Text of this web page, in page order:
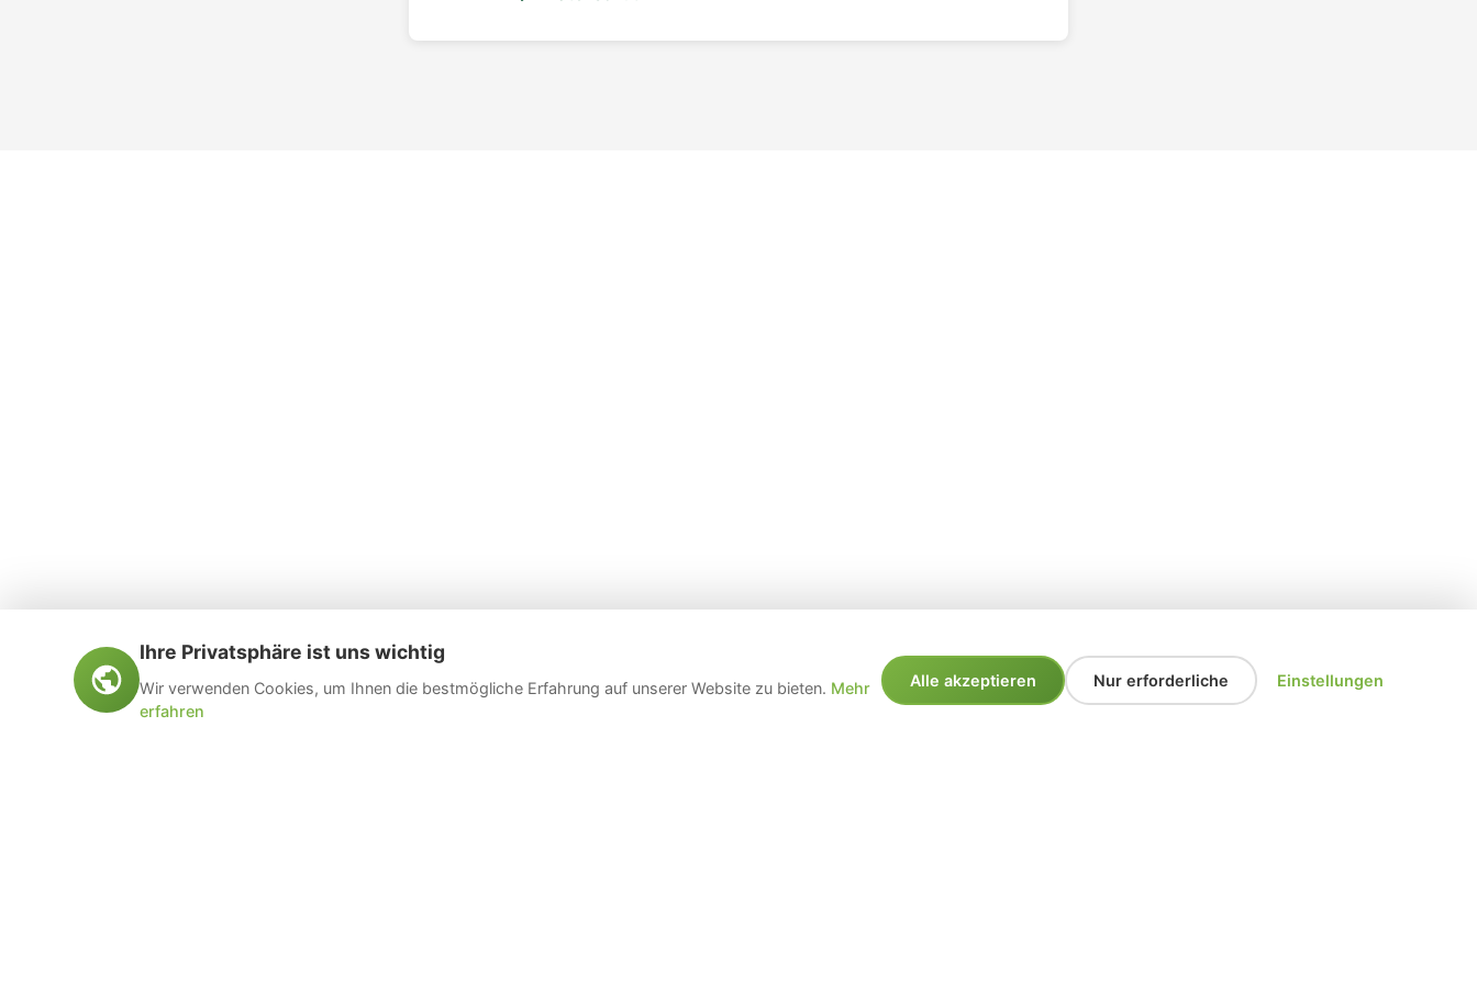
Ihre Privatsphäre ist uns wichtig
Wir verwenden Cookies, um Ihnen die bestmögliche Erfahrung auf unserer Website zu bieten. Mehr
erfahren
Alle akzeptieren Nur erforderliche Einstellungen